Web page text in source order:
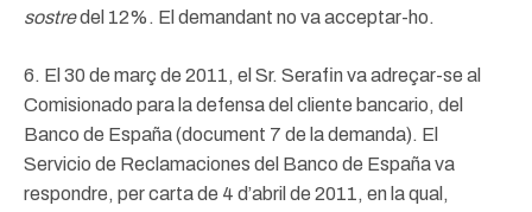
sostredel 12%. El demandant no va acceptar-ho.
6. El 30 de març de 2011, el Sr. Serafin va adreçar-se al
Comisionado para la defensa del cliente bancario, del
Banco de España (document 7 de la demanda). El
Servicio de Reclamaciones del Banco de España va
respondre, per carta de 4 d’abril de 2011, en la qual,